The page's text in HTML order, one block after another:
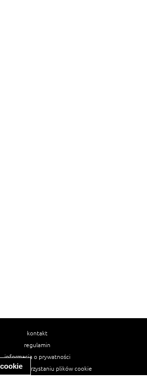
kontakt
regulamin
informacja o prywatności
o wykorzystaniu plików cookie